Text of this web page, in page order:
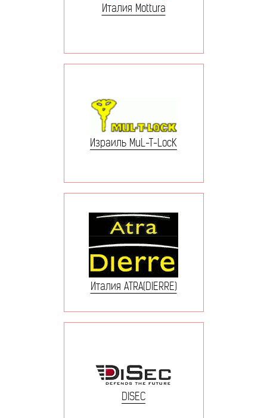
Италия Mottura
Израиль MuL-T-LocK
Италия ATRA(DIERRE)
DISEC